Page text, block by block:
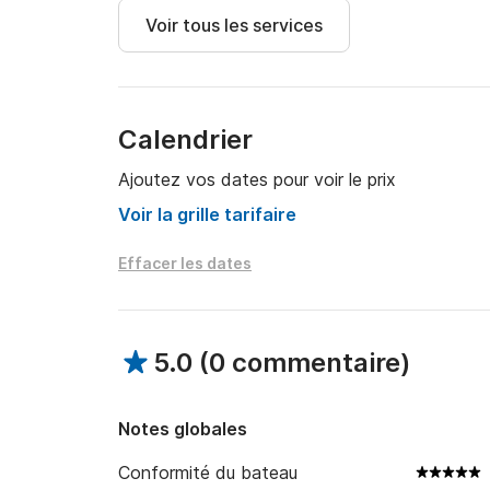
pourrez prendre un délicieux déjeuner et vous
exploiter ses ressources naturelles, avant de
jusqu'à Curva da Lomba, ou même jusqu'à la
Voir tous les services
Calendrier
Ajoutez vos dates pour voir le prix
Voir la grille tarifaire
Effacer les dates
5.0 (0 commentaire)
Notes globales
Conformité du bateau